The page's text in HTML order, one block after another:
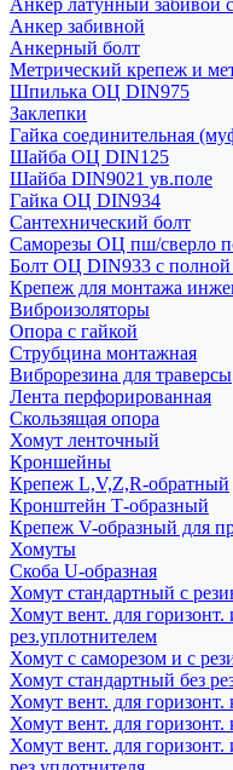
Анкер латунный забивой
Анкер забивной
Анкерный болт
Метрический крепеж и
Шпилька ОЦ DIN975
Заклепки
Гайка соединительная
Шайба ОЦ DIN125
Шайба DIN9021 ув.поле
Гайка ОЦ DIN934
Сантехнический болт
Саморезы ОЦ пш/сверло
Болт ОЦ DIN933 с полной
Крепеж для монтажа
Виброизоляторы
Опора с гайкой
Струбцина монтажная
Виброрезина для траверсы
Лента перфорированная
Скользящая опора
Хомут ленточный
Кроншейны
Крепеж L,V,Z,R-обратный
Кронштейн Т-образный
Крепеж V-образный для
Хомуты
Скоба U-образная
Хомут стандартный с
Хомут вент. для горизонт.
рез.уплотнителем
Хомут с саморезом и с
Хомут стандартный без
Хомут вент. для
Хомут вент. для горизонт.
Хомут вент. для горизонт.